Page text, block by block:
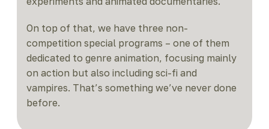
On top of that, we have three non-
competition special programs – one of them
dedicated to genre animation, focusing mainly
on action but also including sci-fi and
vampires. That’s something we’ve never done
before.